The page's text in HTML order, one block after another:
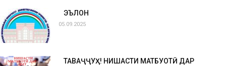
ЭЪЛОН
05.09.2025
ТАВАҶҶУҲ! НИШАСТИ МАТБУОТӢ ДАР